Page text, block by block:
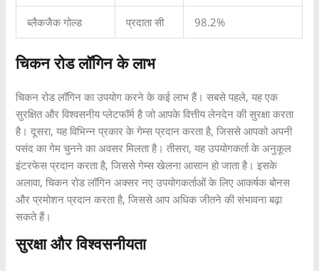
ब्लैकजैक गोल्ड प्रदाता सी 98.2%
चिकन रोड लॉगिन के लाभ
चिकन रोड लॉगिन का उपयोग करने के कई लाभ हैं। सबसे पहले, यह एक
सुरक्षित और विश्वसनीय प्लेटफॉर्म है जो आपके वित्तीय लेनदेन की सुरक्षा करता
है। दूसरा, यह विभिन्न प्रकार के गेम्स प्रदान करता है, जिससे आपको अपनी
पसंद का गेम चुनने का अवसर मिलता है। तीसरा, यह उपयोगकर्ता के अनुकूल
इंटरफेस प्रदान करता है, जिससे गेम्स खेलना आसान हो जाता है। इसके
अलावा, चिकन रोड लॉगिन अक्सर नए उपयोगकर्ताओं के लिए आकर्षक बोनस
और प्रमोशन प्रदान करता है, जिससे आप अधिक जीतने की संभावना बढ़ा
सकते हैं।
सुरक्षा और विश्वसनीयता